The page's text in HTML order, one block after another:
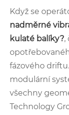
Když se
nadměrné
kulaté balíky?,
fázového
modulární
všechny
Technology